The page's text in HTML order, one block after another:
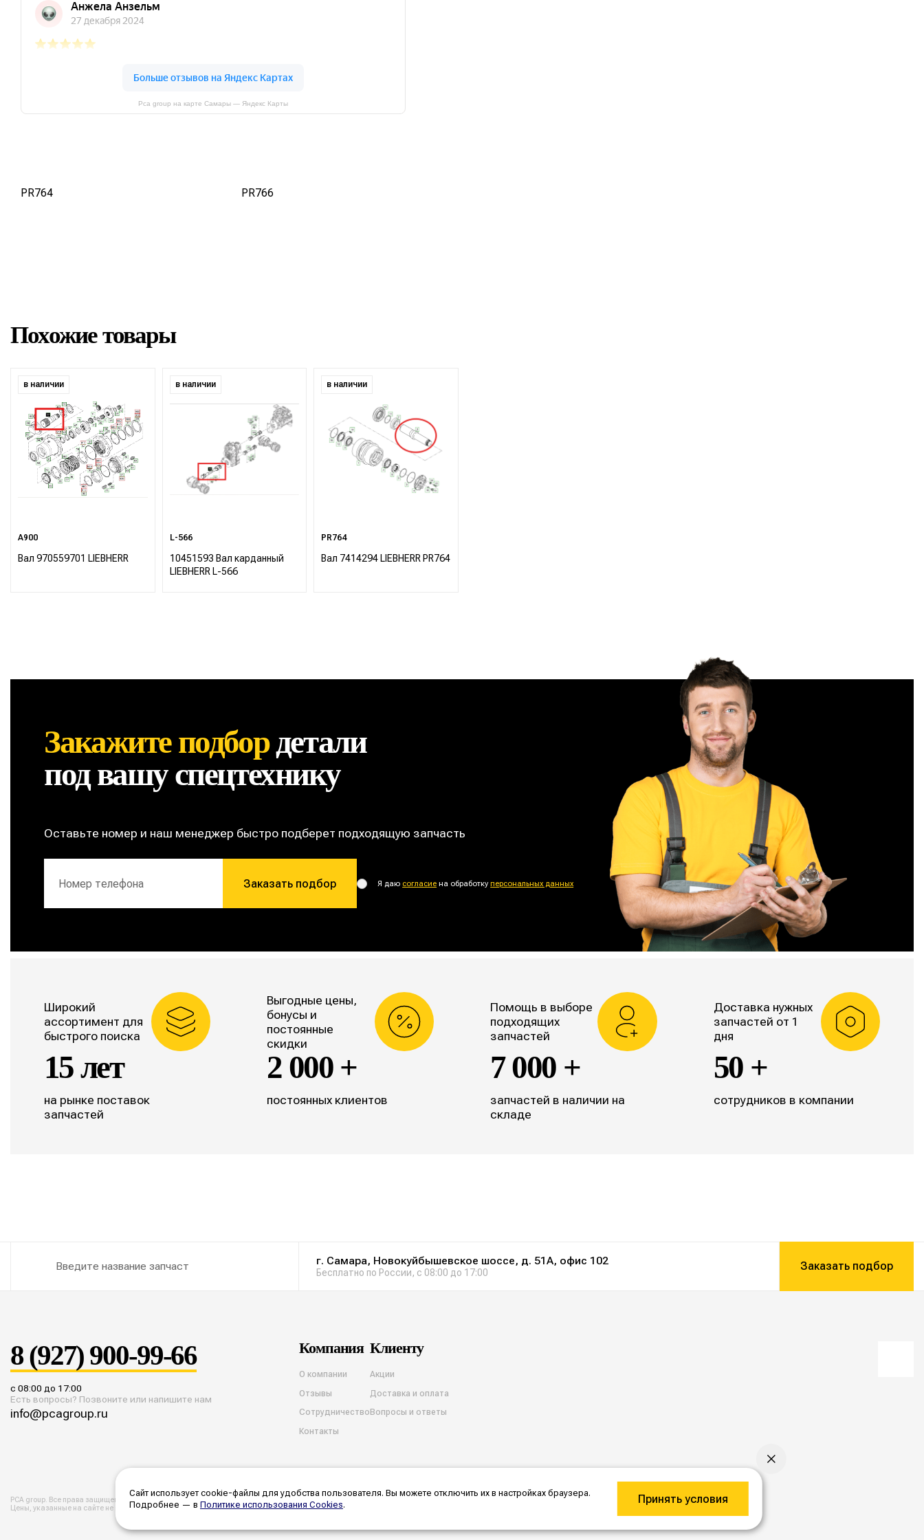
Pca group на карте Самары — Яндекс Карты
PR764 PR766
Похожие товары
в наличии
A900
Вал 970559701 LIEBHERR
в наличии
L-566
10451593 Вал карданный
LIEBHERR L-566
в наличии
PR764
Вал 7414294 LIEBHERR PR764
Закажите подбордетали
под вашу спецтехнику
Оставьте номер и наш менеджер быстро подберет подходящую запчасть
Заказать подбор Я даю согласие на обработкуперсональных данных
Широкий
ассортимент для
быстрого поиска
15 лет
на рынке поставок
запчастей
Выгодные цены,
бонусы и
постоянные
скидки
2 000 +
постоянных клиентов
Помощь в выборе
подходящих
запчастей
7 000 +
запчастей в наличии на
складе
Доставка нужных
запчастей от 1
дня
50 +
сотрудников в компании
г. Самара, Новокуйбышевское шоссе, д. 51А, офис 102
Бесплатно по России, с 08:00 до 17:00 Заказать подбор
8 (927) 900-99-66
с 08:00 до 17:00
Есть вопросы? Позвоните или напишите нам
info@pcagroup.ru
Компания
О компании
Отзывы
Сотрудничество
Контакты
Клиенту
Акции
Доставка и оплата
Вопросы и ответы
PCA group. Все права защищены. 2026 год. Политика конфиденциальности Согласие на обработку cookies Согласие на обработку персональных данных
Разработка и продвижение
Цены, указанные на сайте не являются публичной офертой. Все цены и расчеты являются предварительными, а точную стоимость и наличие конкретного товара или услуги необходимо уточнять у менеджера.
Сайт использует cookie-файлы для удобства пользователя. Вы можете отключить их в настройках браузера.
Подробнее — в Политике использования Cookies. Принять условия